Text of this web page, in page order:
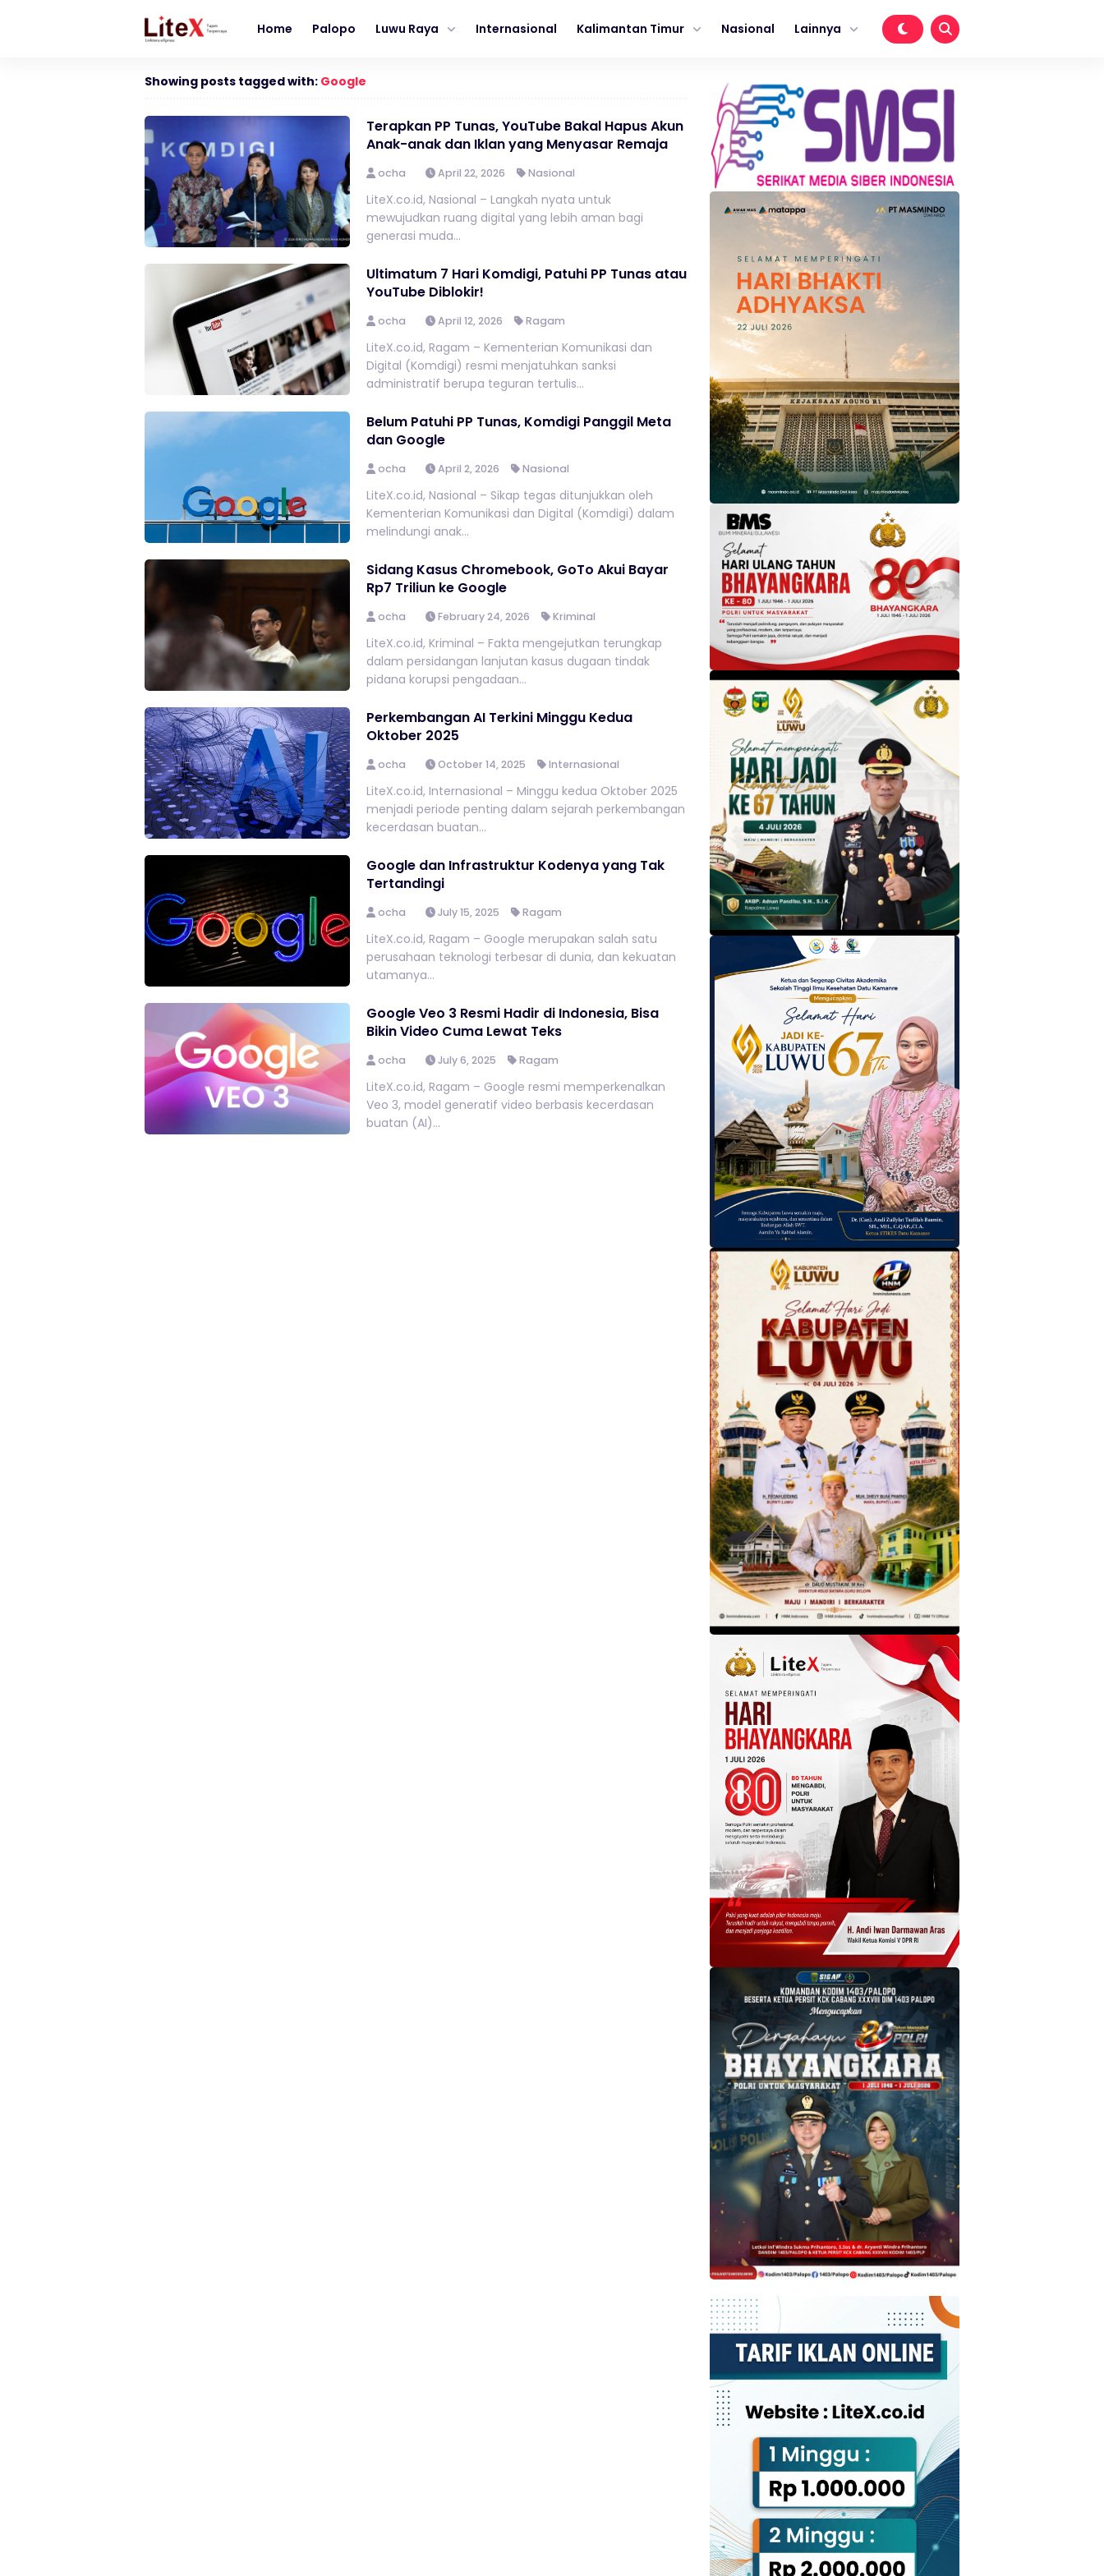
Home Palopo Luwu Raya Internasional Kalimantan Timur Nasional Lainnya
Showing posts tagged with: Google
Terapkan PP Tunas, YouTube Bakal Hapus Akun
Anak-anak dan Iklan yang Menyasar Remaja
ocha April 22, 2026 Nasional
LiteX.co.id, Nasional – Langkah nyata untuk
mewujudkan ruang digital yang lebih aman bagi
generasi muda...
Ultimatum 7 Hari Komdigi, Patuhi PP Tunas atau
YouTube Diblokir!
ocha April 12, 2026 Ragam
LiteX.co.id, Ragam – Kementerian Komunikasi dan
Digital (Komdigi) resmi menjatuhkan sanksi
administratif berupa teguran tertulis...
Belum Patuhi PP Tunas, Komdigi Panggil Meta
dan Google
ocha April 2, 2026 Nasional
LiteX.co.id, Nasional – Sikap tegas ditunjukkan oleh
Kementerian Komunikasi dan Digital (Komdigi) dalam
melindungi anak...
Sidang Kasus Chromebook, GoTo Akui Bayar
Rp7 Triliun ke Google
ocha February 24, 2026 Kriminal
LiteX.co.id, Kriminal – Fakta mengejutkan terungkap
dalam persidangan lanjutan kasus dugaan tindak
pidana korupsi pengadaan...
Perkembangan AI Terkini Minggu Kedua
Oktober 2025
ocha October 14, 2025 Internasional
LiteX.co.id, Internasional – Minggu kedua Oktober 2025
menjadi periode penting dalam sejarah perkembangan
kecerdasan buatan...
Google dan Infrastruktur Kodenya yang Tak
Tertandingi
ocha July 15, 2025 Ragam
LiteX.co.id, Ragam – Google merupakan salah satu
perusahaan teknologi terbesar di dunia, dan kekuatan
utamanya...
Google Veo 3 Resmi Hadir di Indonesia, Bisa
Bikin Video Cuma Lewat Teks
ocha July 6, 2025 Ragam
LiteX.co.id, Ragam – Google resmi memperkenalkan
Veo 3, model generatif video berbasis kecerdasan
buatan (AI)...